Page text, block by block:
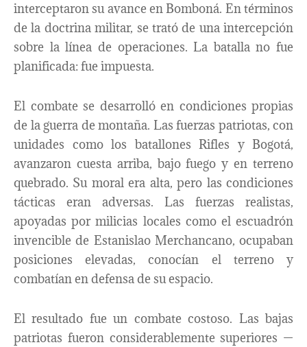
interceptaron su avance en Bomboná. En términos
de la doctrina militar, se trató de una intercepción
sobre la línea de operaciones. La batalla no fue
planificada: fue impuesta.
El combate se desarrolló en condiciones propias
de la guerra de montaña. Las fuerzas patriotas, con
unidades como los batallones Rifles y Bogotá,
avanzaron cuesta arriba, bajo fuego y en terreno
quebrado. Su moral era alta, pero las condiciones
tácticas eran adversas. Las fuerzas realistas,
apoyadas por milicias locales como el escuadrón
invencible de Estanislao Merchancano, ocupaban
posiciones elevadas, conocían el terreno y
combatían en defensa de su espacio.
El resultado fue un combate costoso. Las bajas
patriotas fueron considerablemente superiores —